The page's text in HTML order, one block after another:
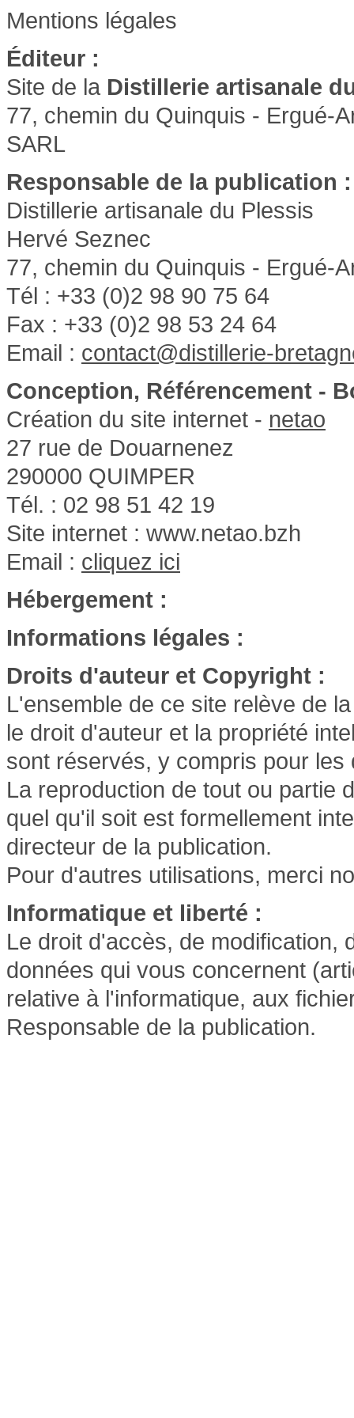
Mentions légales
Éditeur :
Site de la Distillerie artisanale
77, chemin du Quinquis - Ergué-
SARL
Responsable de la publication :
Distillerie artisanale du Plessis
Hervé Seznec
77, chemin du Quinquis - Ergué-
Tél : +33 (0)2 98 90 75 64
Fax : +33 (0)2 98 53 24 64
Email : contact@distillerie-
Conception, Référencement -
Création du site internet - netao
27 rue de Douarnenez
290000 QUIMPER
Tél. : 02 98 51 42 19
Site internet : www.netao.bzh
Email : cliquez ici
Hébergement :
Informations légales :
Droits d'auteur et Copyright :
L'ensemble de ce site relève de
le droit d'auteur et la propriété
sont réservés, y compris pour
La reproduction de tout ou partie
quel qu'il soit est formellement
directeur de la publication.
Pour d'autres utilisations, merci
Informatique et liberté :
Le droit d'accès, de modification,
données qui vous concernent
relative à l'informatique, aux
Responsable de la publication.